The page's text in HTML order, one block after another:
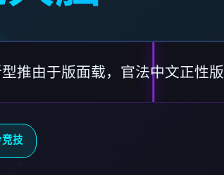
推由于版面载，官法中文正性版
技